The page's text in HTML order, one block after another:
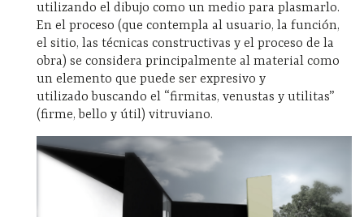
utilizando el dibujo como un medio para plasmarlo.
En el proceso (que contempla al usuario, la función,
el sitio, las técnicas constructivas y el proceso de la
obra) se considera principalmente al material como
un elemento que puede ser expresivo y
utilizado buscando el “firmitas, venustas y utilitas”
(firme, bello y útil) vitruviano.